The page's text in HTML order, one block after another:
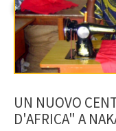
PROGETTI
IN CORSO
CONCLUSI
I LUOGHI DOVE
NOTIZIE & EVENTI
UN NUOVO
D'AFRICA" A